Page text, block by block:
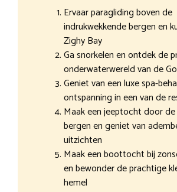
Ervaar paragliding boven de
indrukwekkende bergen en
Zighy Bay
Ga snorkelen en ontdek de
onderwaterwereld van de
Geniet van een luxe spa-
ontspanning in een van de
Maak een jeeptocht door
bergen en geniet van
uitzichten
Maak een boottocht bij
en bewonder de prachtige
hemel